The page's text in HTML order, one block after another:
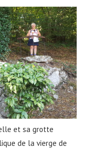
et sa grotte
de la vierge de